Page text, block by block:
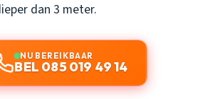
dan 3 meter.
NU BEREIKBAAR
BEL 085 019 49 14